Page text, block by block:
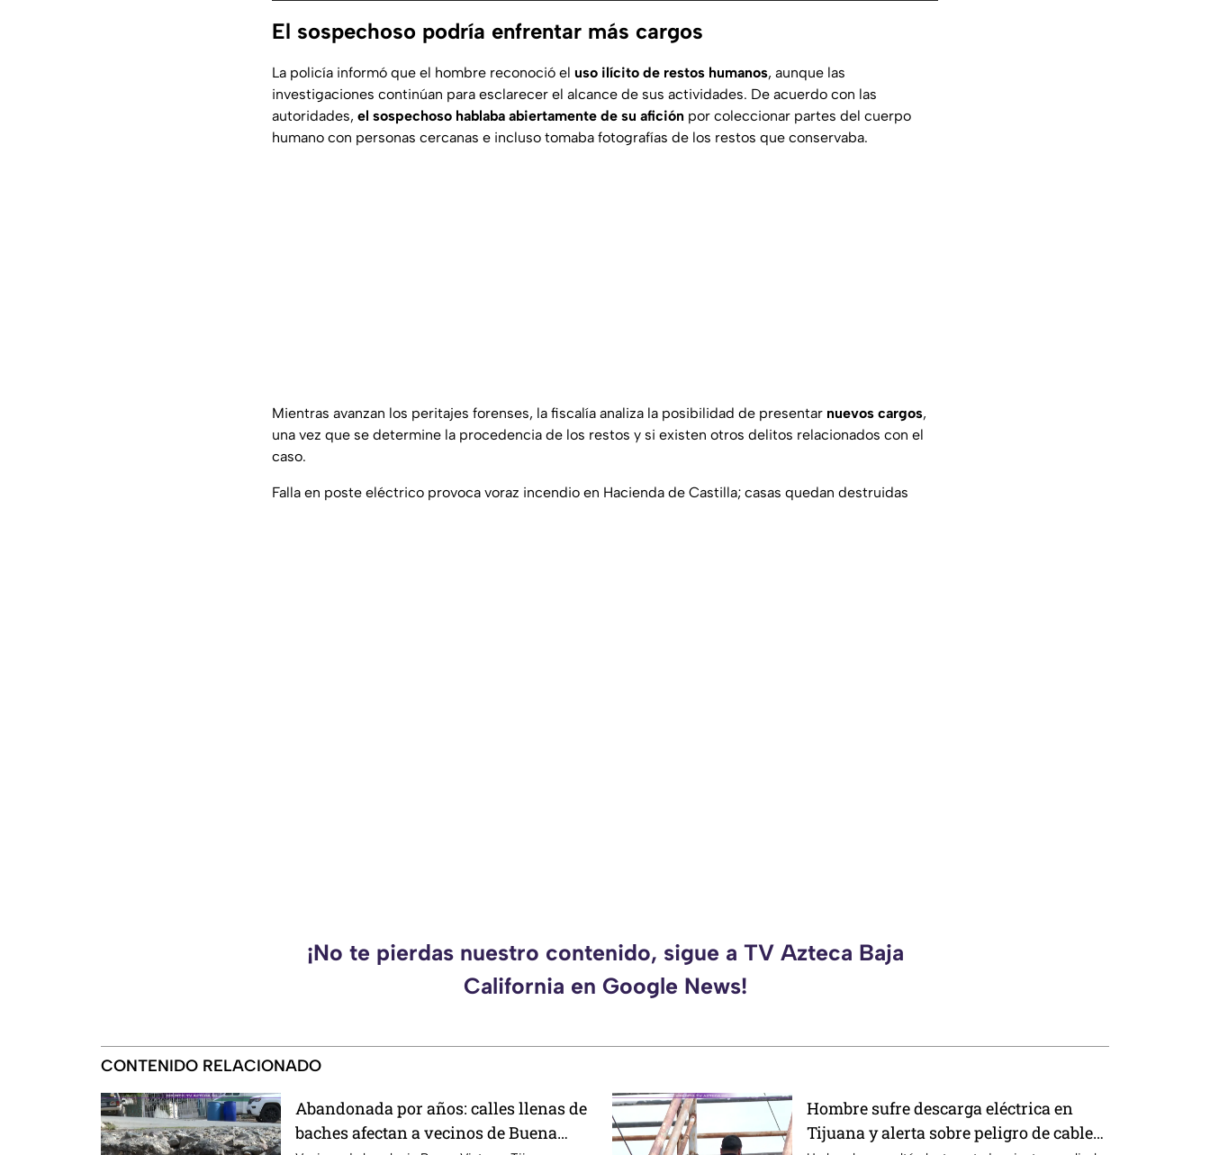
El sospechoso podría enfrentar más cargos
La policía informó que el hombre reconoció el uso ilícito de restos humanos, aunque las
investigaciones continúan para esclarecer el alcance de sus actividades. De acuerdo con las
autoridades, el sospechoso hablaba abiertamente de su afición por coleccionar partes del cuerpo
humano con personas cercanas e incluso tomaba fotografías de los restos que conservaba.
Mientras avanzan los peritajes forenses, la fiscalía analiza la posibilidad de presentar nuevos cargos,
una vez que se determine la procedencia de los restos y si existen otros delitos relacionados con el
caso.
Falla en poste eléctrico provoca voraz incendio en Hacienda de Castilla; casas quedan destruidas
¡No te pierdas nuestro contenido, sigue a TV Azteca Baja
California en Google News!
CONTENIDO RELACIONADO
Abandonada por años: calles llenas de
baches afectan a vecinos de Buena
Hombre sufre descarga eléctrica en
Tijuana y alerta sobre peligro de cables